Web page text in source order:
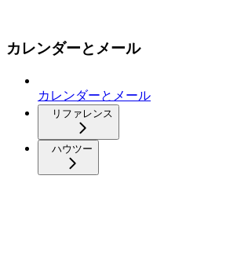
カレンダーとメール
カレンダーとメール
リファレンス
ハウツー